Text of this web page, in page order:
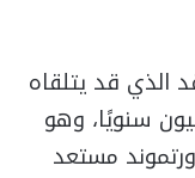
الذي قد يتلقاه
سيكون حوالي 14 مليون سنويًا، وهو
مستعد